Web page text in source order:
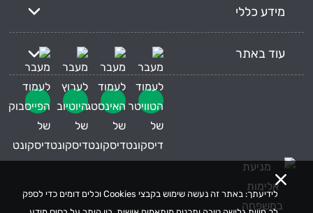
לידיעתך: באתר זה נעשה שימוש בקבצי Cookies וכלים דומים כדי לספק
מידע כללי
עוד באתר